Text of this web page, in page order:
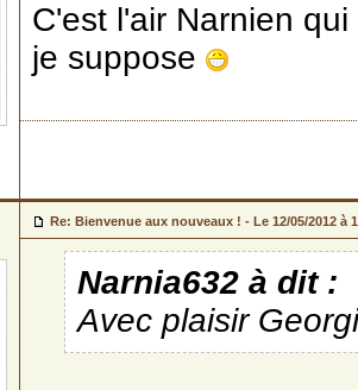
C'est l'air Narnien
je suppose
Re: Bienvenue aux nouveaux ! - Le 12/05/2012 à
Narnia632 à dit :
Avec plaisir